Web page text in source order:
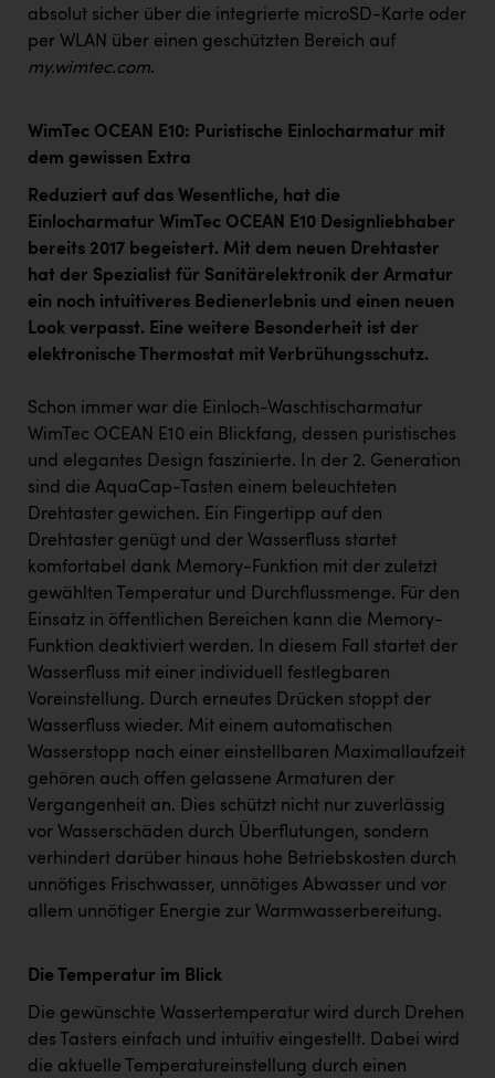
absolut sicher über die integrierte microSD-Karte oder
per WLAN über einen geschützten Bereich auf
my.wimtec.com.
WimTec OCEAN E10: Puristische Einlocharmatur mit
dem gewissen Extra
Reduziert auf das Wesentliche, hat die
Einlocharmatur WimTec OCEAN E10 Designliebhaber
bereits 2017 begeistert. Mit dem neuen Drehtaster
hat der Spezialist für Sanitärelektronik der Armatur
ein noch intuitiveres Bedienerlebnis und einen neuen
Look verpasst. Eine weitere Besonderheit ist der
elektronische Thermostat mit Verbrühungsschutz.
Schon immer war die Einloch-Waschtischarmatur
WimTec OCEAN E10 ein Blickfang, dessen puristisches
und elegantes Design faszinierte. In der 2. Generation
sind die AquaCap-Tasten einem beleuchteten
Drehtaster gewichen. Ein Fingertipp auf den
Drehtaster genügt und der Wasserfluss startet
komfortabel dank Memory-Funktion mit der zuletzt
gewählten Temperatur und Durchflussmenge. Für den
Einsatz in öffentlichen Bereichen kann die Memory-
Funktion deaktiviert werden. In diesem Fall startet der
Wasserfluss mit einer individuell festlegbaren
Voreinstellung. Durch erneutes Drücken stoppt der
Wasserfluss wieder. Mit einem automatischen
Wasserstopp nach einer einstellbaren Maximallaufzeit
gehören auch offen gelassene Armaturen der
Vergangenheit an. Dies schützt nicht nur zuverlässig
vor Wasserschäden durch Überflutungen, sondern
verhindert darüber hinaus hohe Betriebskosten durch
unnötiges Frischwasser, unnötiges Abwasser und vor
allem unnötiger Energie zur Warmwasserbereitung.
Die Temperatur im Blick
Die gewünschte Wassertemperatur wird durch Drehen
des Tasters einfach und intuitiv eingestellt. Dabei wird
die aktuelle Temperatureinstellung durch einen